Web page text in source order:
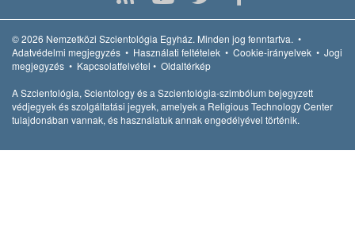
© 2026 Nemzetközi Szcientológia Egyház. Minden jog fenntartva. •
Adatvédelmi megjegyzés • Használati feltételek • Cookie-irányelvek • Jogi
megjegyzés • Kapcsolatfelvétel • Oldaltérkép
A Szcientológia, Scientology és a Szcientológia-szimbólum bejegyzett
védjegyek és szolgáltatási jegyek, amelyek a Religious Technology Center
tulajdonában vannak, és használatuk annak engedélyével történik.